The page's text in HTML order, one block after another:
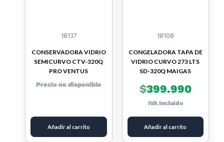
18137
CONSERVADORA VIDRIO
SEMICURVO CTV-320Q
PRO VENTUS
Precio no disponible
Añadir al carrito
18108
CONGELADORA TAPA DE
VIDRIO CURVO 273 LTS
SD-320Q MAIGAS
$399.990
IVA Incluido
Añadir al carrito